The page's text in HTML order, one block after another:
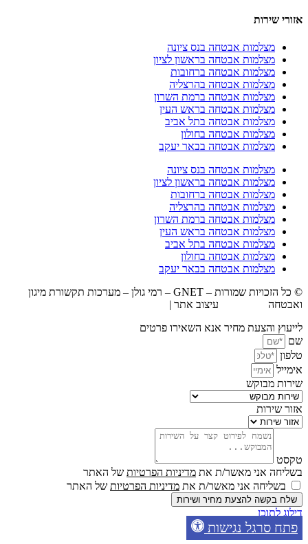
אזורי שירות
מצלמות אבטחה בנס ציונה
מצלמות אבטחה בראשון לציון
מצלמות אבטחה ברחובות
מצלמות אבטחה בהרצליה
מצלמות אבטחה ברמת השרון
מצלמות אבטחה בראש העין
מצלמות אבטחה בתל אביב
מצלמות אבטחה בחולון
מצלמות אבטחה בבאר יעקב
מצלמות אבטחה בנס ציונה
מצלמות אבטחה בראשון לציון
מצלמות אבטחה ברחובות
מצלמות אבטחה בהרצליה
מצלמות אבטחה ברמת השרון
מצלמות אבטחה בראש העין
מצלמות אבטחה בתל אביב
מצלמות אבטחה בחולון
מצלמות אבטחה בבאר יעקב
© כל הזכויות שמורות – GNET – רמי גולן – מערכות תקשורת מיגון
ואבטחה
עיצוב אתר |
לייעוץ והצעת מחיר אנא השאירו פרטים
שם
טלפון
אימייל
שירות מבוקש
אזור שירות
טקסט
בשליחה אני מאשר/ת את מדיניות הפרטיות של האתר
בשליחה אני מאשר/ת את מדיניות הפרטיות של האתר
שלח בקשה להצעת מחיר ושירות
דילוג לתוכן
פתח סרגל נגישות